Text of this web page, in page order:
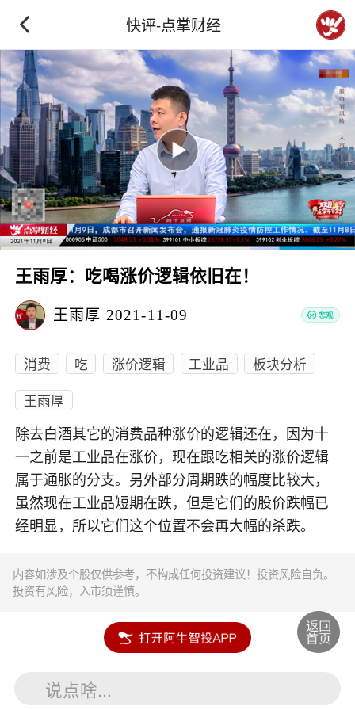
快评-点掌财经
王雨厚：吃喝涨价逻辑依旧在！
王雨厚 2021-11-09
消费 吃 涨价逻辑 工业品
板块分析
王雨厚
除去白酒其它的消费品种涨价的逻辑还在，因为十
一之前是工业品在涨价，现在跟吃相关的涨价逻辑
属于通胀的分支。另外部分周期跌的幅度比较大，
虽然现在工业品短期在跌，但是它们的股价跌幅已
经明显，所以它们这个位置不会再大幅的杀跌。
内容如涉及个股仅供参考，不构成任何投资建议！投资风险自负。
投资有风险，入市须谨慎。
说点啥...